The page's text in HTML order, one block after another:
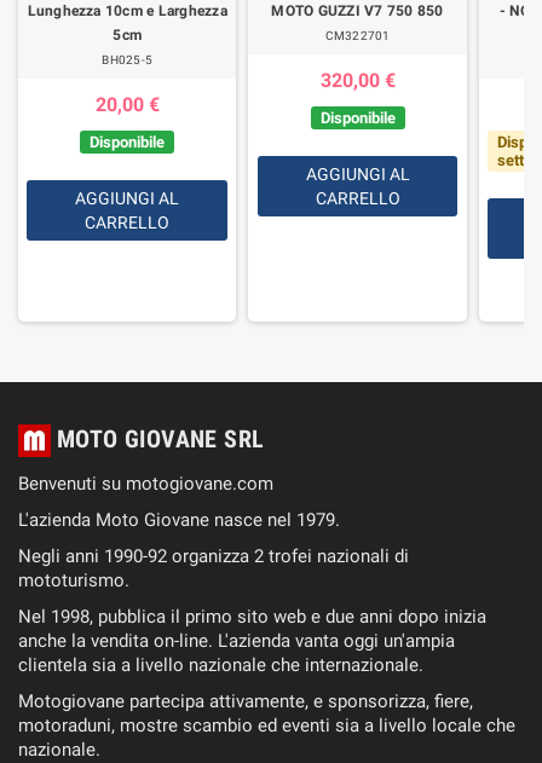
Lunghezza 10cm e Larghezza
5cm
BH025-5
20,00 €
Disponibile
AGGIUNGI AL
CARRELLO
MOTO GUZZI V7 750 850
CM322701
320,00 €
Disponibile
AGGIUNGI AL
CARRELLO
-
MOTO GIOVANE SRL
Benvenuti su motogiovane.com
L'azienda Moto Giovane nasce nel 1979.
Negli anni 1990-92 organizza 2 trofei nazionali di
mototurismo.
Nel 1998, pubblica il primo sito web e due anni dopo inizia
anche la vendita on-line. L'azienda vanta oggi un'ampia
clientela sia a livello nazionale che internazionale.
Motogiovane partecipa attivamente, e sponsorizza, fiere,
motoraduni, mostre scambio ed eventi sia a livello locale che
nazionale.